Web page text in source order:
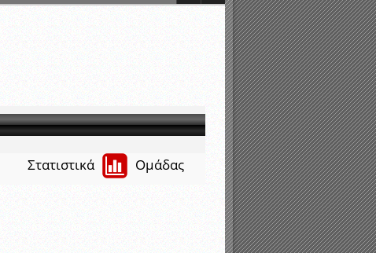
παρατηρητών ΕΠΣΑ
Στατιστικά Ομάδας